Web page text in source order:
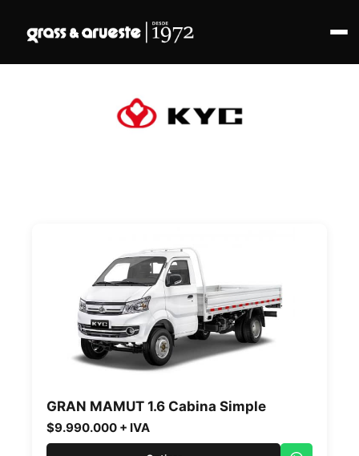
GRAN MAMUT 1.6 Cabina Simple
$9.990.000 + IVA